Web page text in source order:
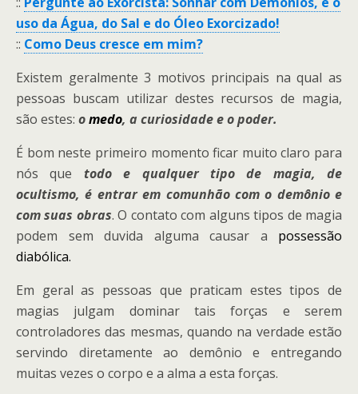
uso da Água, do Sal e do Óleo Exorcizado!
:: Como Deus cresce em mim?
Existem geralmente 3 motivos principais na qual as
pessoas buscam utilizar destes recursos de magia,
são estes: omedo, a curiosidade e o poder.
É bom neste primeiro momento ficar muito claro para
nós que todo e qualquer tipo de magia, de
ocultismo, é entrar em comunhão com o demônio e
com suas obras. O contato com alguns tipos de magia
podem sem duvida alguma causar a possessão
diabólica.
Em geral as pessoas que praticam estes tipos de
magias julgam dominar tais forças e serem
controladores das mesmas, quando na verdade estão
servindo diretamente ao demônio e entregando
muitas vezes o corpo e a alma a esta forças.